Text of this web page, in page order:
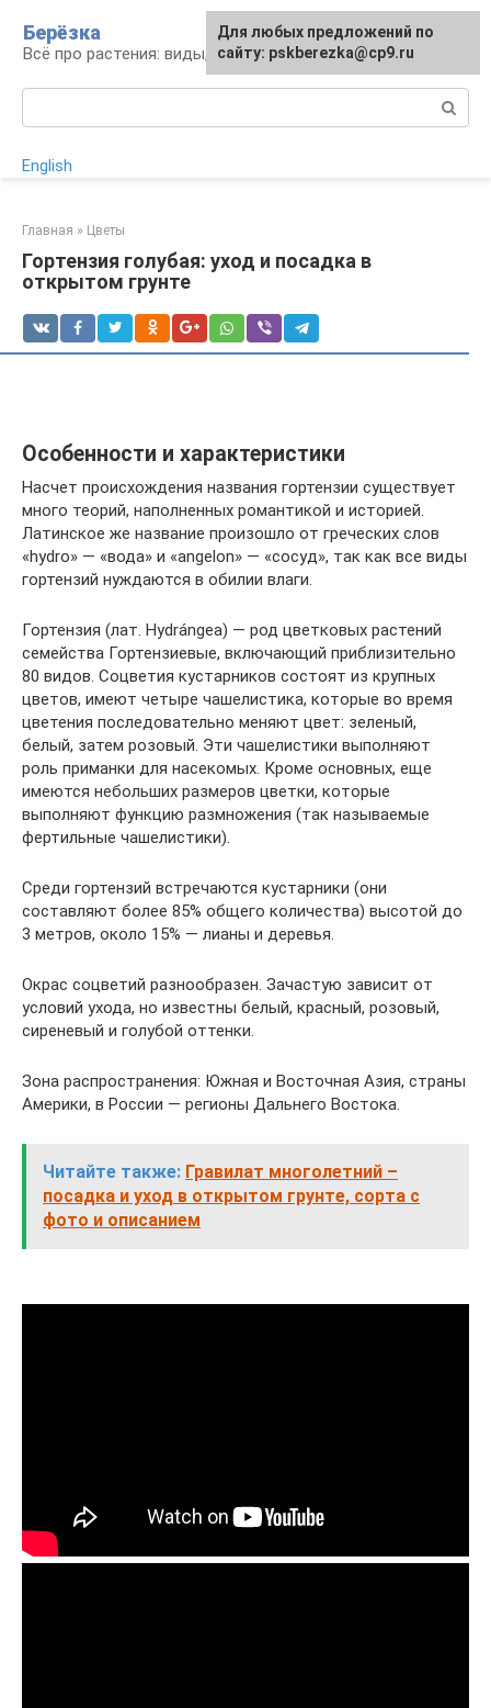
контенту
Берёзка
Всё про растения: виды, выращивание, уход
English
Главная » Цветы
Гортензия голубая: уход и посадка в
открытом грунте
Особенности и характеристики
Насчет происхождения названия гортензии существует
много теорий, наполненных романтикой и историей.
Латинское же название произошло от греческих слов
«hydro» — «вода» и «angelon» — «сосуд», так как все виды
гортензий нуждаются в обилии влаги.
Гортензия (лат. Hydrángea) — род цветковых растений
семейства Гортензиевые, включающий приблизительно
80 видов. Соцветия кустарников состоят из крупных
цветов, имеют четыре чашелистика, которые во время
цветения последовательно меняют цвет: зеленый,
белый, затем розовый. Эти чашелистики выполняют
роль приманки для насекомых. Кроме основных, еще
имеются небольших размеров цветки, которые
выполняют функцию размножения (так называемые
фертильные чашелистики).
Среди гортензий встречаются кустарники (они
составляют более 85% общего количества) высотой до
3 метров, около 15% — лианы и деревья.
Окрас соцветий разнообразен. Зачастую зависит от
условий ухода, но известны белый, красный, розовый,
сиреневый и голубой оттенки.
Зона распространения: Южная и Восточная Азия, страны
Америки, в России — регионы Дальнего Востока.
Читайте также: Гравилат многолетний –
посадка и уход в открытом грунте, сорта с
фото и описанием
Для любых предложений по
сайту: pskberezka@cp9.ru